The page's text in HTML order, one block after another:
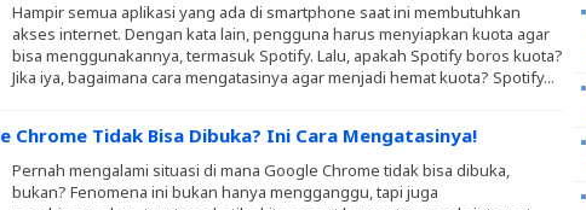
Hampir semua aplikasi yang ada di smartphone saat ini membutuhkan
akses internet. Dengan kata lain, pengguna harus menyiapkan kuota agar
bisa menggunakannya, termasuk Spotify. Lalu, apakah Spotify boros kuota?
Jika iya, bagaimana cara mengatasinya agar menjadi hemat kuota? Spotify...
Chrome Tidak Bisa Dibuka? Ini Cara Mengatasinya!
Pernah mengalami situasi di mana Google Chrome tidak bisa dibuka,
bukan? Fenomena ini bukan hanya mengganggu, tapi juga